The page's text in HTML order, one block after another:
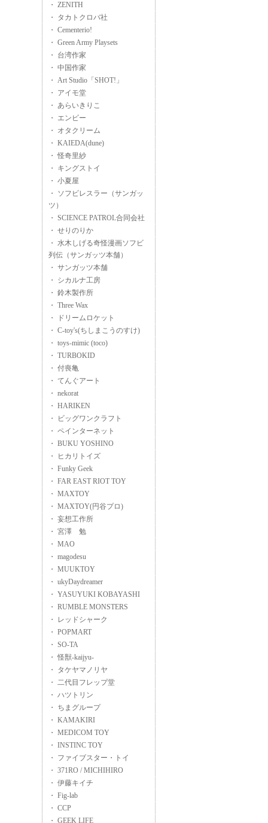
・ ZENITH
・ タカトクロバ社
・ Cementerio!
・ Green Army Playsets
・ 台湾作家
・ 中国作家
・ Art Studio「SHOT!」
・ アイモ堂
・ あらいきりこ
・ エンビー
・ オタクリーム
・ KAIEDA(dune)
・ 怪奇里紗
・ キングストイ
・ 小夏屋
・ ソフビレスラー（サンガッ
ツ）
・ SCIENCE PATROL合同会社
・ せりのりか
・ 水木しげる奇怪漫画ソフビ
列伝（サンガッツ本舗）
・ サンガッツ本舗
・ シカルナ工房
・ 鈴木製作所
・ Three Wax
・ ドリームロケット
・ C-toy's(ちしまこうのすけ)
・ toys-mimic (toco)
・ TURBOKID
・ 付喪亀
・ てんぐアート
・ nekorat
・ HARIKEN
・ ビッグワンクラフト
・ ペインターネット
・ BUKU YOSHINO
・ ヒカリトイズ
・ Funky Geek
・ FAR EAST RIOT TOY
・ MAXTOY
・ MAXTOY(円谷プロ)
・ 妄想工作所
・ 宮澤 勉
・ MAO
・ magodesu
・ MUUKTOY
・ ukyDaydreamer
・ YASUYUKI KOBAYASHI
・ RUMBLE MONSTERS
・ レッドシャーク
・ POPMART
・ SO-TA
・ 怪獣-kaijyu-
・ タケヤマノリヤ
・ 二代目フレップ堂
・ ハツトリン
・ ちまグループ
・ KAMAKIRI
・ MEDICOM TOY
・ INSTINC TOY
・ ファイブスター・トイ
・ 371RO / MICHIHIRO
・ 伊藤キイチ
・ Fig-lab
・ CCP
・ GEEK LIFE